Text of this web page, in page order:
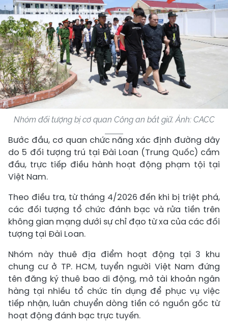
Nhóm đối tượng bị cơ quan Công an bắt giữ. Ảnh: CACC
Bước đầu, cơ quan chức năng xác định đường dây
do 5 đối tượng trú tại Đài Loan (Trung Quốc) cầm
đầu, trực tiếp điều hành hoạt động phạm tội tại
Việt Nam.
Theo điều tra, từ tháng 4/2026 đến khi bị triệt phá,
các đối tượng tổ chức đánh bạc và rửa tiền trên
không gian mạng dưới sự chỉ đạo từ xa của các đối
tượng tại Đài Loan.
Nhóm này thuê địa điểm hoạt động tại 3 khu
chung cư ở TP. HCM, tuyển người Việt Nam đứng
tên đăng ký thuê bao di động, mở tài khoản ngân
hàng tại nhiều tổ chức tín dụng để phục vụ việc
tiếp nhận, luân chuyển dòng tiền có nguồn gốc từ
hoạt động đánh bạc trực tuyến.